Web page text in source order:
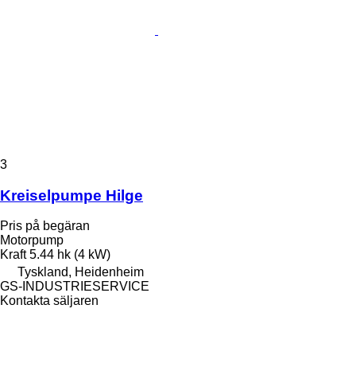
3
Kreiselpumpe Hilge
Pris på begäran
Motorpump
Kraft 5.44 hk (4 kW)
Tyskland, Heidenheim
GS-INDUSTRIESERVICE
Kontakta säljaren